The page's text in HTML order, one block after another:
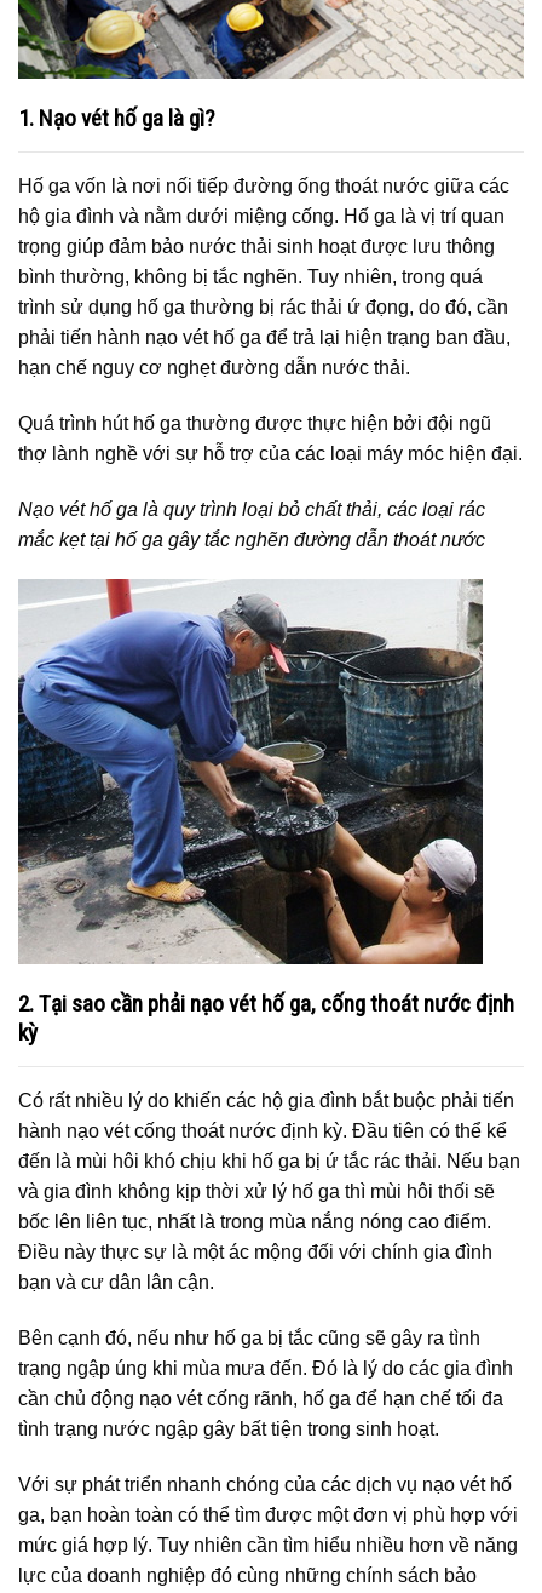
1. Nạo vét hố ga là gì?
Hố ga vốn là nơi nối tiếp đường ống thoát nước giữa các
hộ gia đình và nằm dưới miệng cống. Hố ga là vị trí quan
trọng giúp đảm bảo nước thải sinh hoạt được lưu thông
bình thường, không bị tắc nghẽn. Tuy nhiên, trong quá
trình sử dụng hố ga thường bị rác thải ứ đọng, do đó, cần
phải tiến hành nạo vét hố ga để trả lại hiện trạng ban đầu,
hạn chế nguy cơ nghẹt đường dẫn nước thải.
Quá trình hút hố ga thường được thực hiện bởi đội ngũ
thợ lành nghề với sự hỗ trợ của các loại máy móc hiện đại.
Nạo vét hố ga là quy trình loại bỏ chất thải, các loại rác
mắc kẹt tại hố ga gây tắc nghẽn đường dẫn thoát nước
2. Tại sao cần phải nạo vét hố ga, cống thoát nước định
kỳ
Có rất nhiều lý do khiến các hộ gia đình bắt buộc phải tiến
hành nạo vét cống thoát nước định kỳ. Đầu tiên có thể kể
đến là mùi hôi khó chịu khi hố ga bị ứ tắc rác thải. Nếu bạn
và gia đình không kịp thời xử lý hố ga thì mùi hôi thối sẽ
bốc lên liên tục, nhất là trong mùa nắng nóng cao điểm.
Điều này thực sự là một ác mộng đối với chính gia đình
bạn và cư dân lân cận.
Bên cạnh đó, nếu như hố ga bị tắc cũng sẽ gây ra tình
trạng ngập úng khi mùa mưa đến. Đó là lý do các gia đình
cần chủ động nạo vét cống rãnh, hố ga để hạn chế tối đa
tình trạng nước ngập gây bất tiện trong sinh hoạt.
Với sự phát triển nhanh chóng của các dịch vụ nạo vét hố
ga, bạn hoàn toàn có thể tìm được một đơn vị phù hợp với
mức giá hợp lý. Tuy nhiên cần tìm hiểu nhiều hơn về năng
lực của doanh nghiệp đó cùng những chính sách bảo